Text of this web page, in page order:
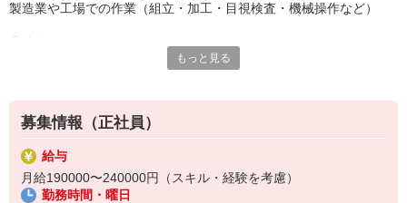
長く働きたい――
製造業で正社員としてキャリアを築きたい方、ぜひご応募くださ
製造業や工場での作業（組立・加工・目視検査・機械操作など）
製品に不備がないか目視チェック
複雑な作業や力仕事はほとんどなく覚えやすいものばかり！
未経験の方もすぐに慣れていただけると思います。
※当社（株）テクノ・サービスに正社員採用の上で、派遣就業先事
業所へ派遣となります。
もっと見る
募集情報（正社員）
給与
月給190000〜240000円（スキル・経験を考慮）
勤務時間・曜日